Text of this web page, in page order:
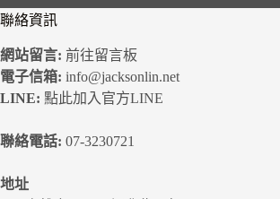
聯絡資訊
網站留言: 前往留言板
電子信箱: info@jacksonlin.net
LINE: 點此加入官方LINE
聯絡電話: 07-3230721
地址